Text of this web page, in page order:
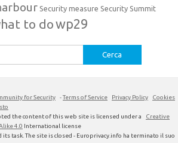
Security measure Security Summit
to dowp29
for Security -Terms of Service Privacy Policy
Cookies
the content of this web site is licensed under a
Creative
4.0 International license
task. The site is closed - Europrivacy.info ha terminato il suo